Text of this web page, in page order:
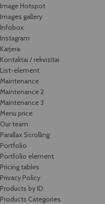
Image Hotspot
Images gallery
Infobox
Instagram
Karjera
Kontaktai / rekvizitai
List-element
Maintenance
Maintenance 2
Maintenance 3
Menu price
Our team
Parallax Scrolling
Portfolio
Portfolio element
Pricing tables
Privacy Policy
Products by ID
Products Categories